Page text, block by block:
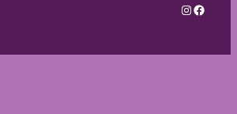
Instagram